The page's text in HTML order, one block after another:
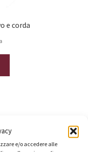
e/o accedere alle
e corda